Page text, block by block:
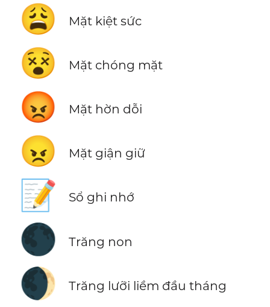
😩 Mặt kiệt sức
😵 Mặt chóng mặt
😡 Mặt hờn dỗi
😠 Mặt giận giữ
📝 Sổ ghi nhớ
🌑 Trăng non
🌒 Trăng lưỡi liềm đầu tháng